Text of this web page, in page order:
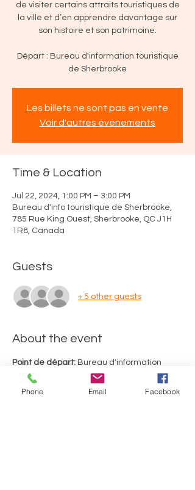
de visiter certains attraits touristiques de
la ville et d’en apprendre davantage sur
son histoire et son patrimoine.
Départ : Bureau d'information touristique
de Sherbrooke
Les billets ne sont pas en vente
Voir d'autres événements
Time & Location
Jul 22, 2024, 1:00 PM – 3:00 PM
Bureau d'info touristique de Sherbrooke,
785 Rue King Ouest, Sherbrooke, QC J1H
1R8, Canada
Guests
+ 5 other guests
About the event
Point de départ: Bureau d'information
touristique de Sherbrooke (785, rue King
Ouest, Sherbrooke)
Phone Email Facebook